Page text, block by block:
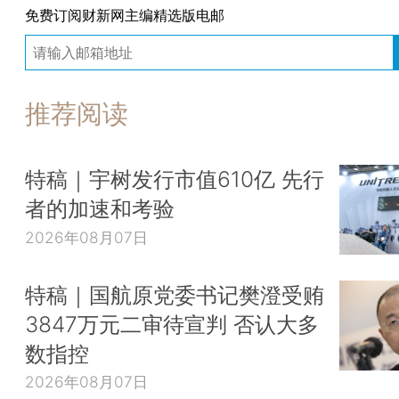
免费订阅财新网主编精选版电邮
推荐阅读
特稿｜宇树发行市值610亿 先行
者的加速和考验
2026年08月07日
特稿｜国航原党委书记樊澄受贿
3847万元二审待宣判 否认大多
数指控
2026年08月07日